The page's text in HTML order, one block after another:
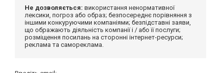
Не дозволяється: використання ненормативної
лексики, погроз або образ; безпосереднє порівняння з
іншими конкуруючими компаніями; безпідставні заяви,
що ображають діяльність компанії і / або її послуги;
розміщення посилань на сторонні інтернет-ресурси;
реклама та самореклама.